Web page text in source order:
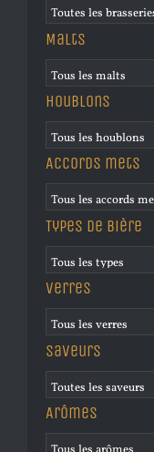
Malts
Houblons
Accords mets
Types de bière
Verres
Saveurs
Arômes